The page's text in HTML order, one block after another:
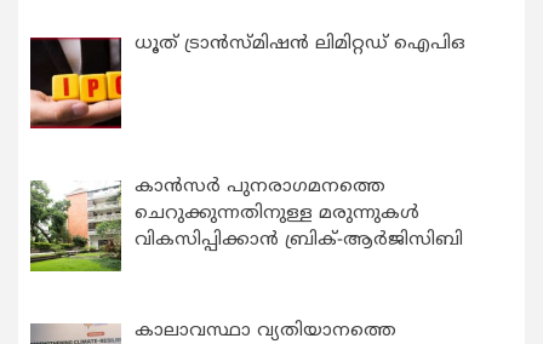
ധൂത് ട്രാൻസ്മിഷൻ ലിമിറ്റഡ് ഐപിഒ
കാന്‍സര്‍ പുനരാഗമനത്തെ
ചെറുക്കുന്നതിനുള്ള മരുന്നുകള്‍
വികസിപ്പിക്കാന്‍ ബ്രിക്-ആര്‍ജിസിബി
കാലാവസ്ഥാ വ്യതിയാനത്തെ